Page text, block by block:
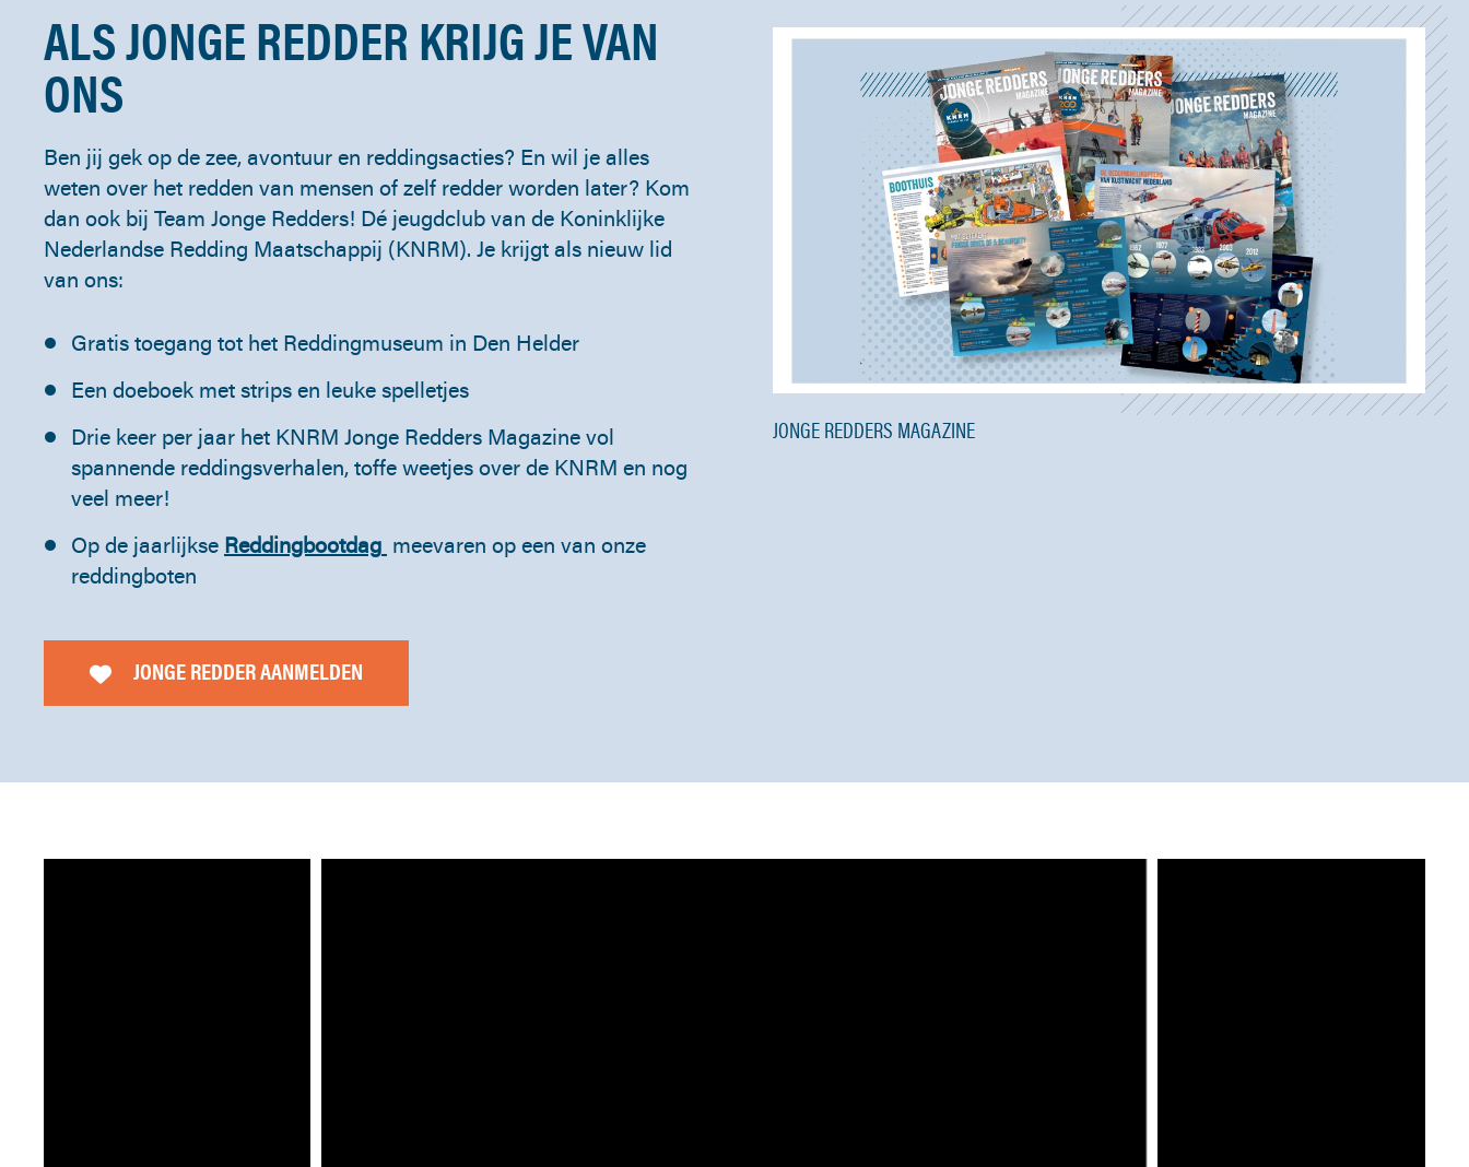
ALS JONGE REDDER KRIJG JE VAN
ONS
Ben jij gek op de zee, avontuur en reddingsacties? En wil je alles
weten over het redden van mensen of zelf redder worden later? Kom
dan ook bij Team Jonge Redders! Dé jeugdclub van de Koninklijke
Nederlandse Redding Maatschappij (KNRM). Je krijgt als nieuw lid
van ons:
Gratis toegang tot het Reddingmuseum in Den Helder
Een doeboek met strips en leuke spelletjes
Drie keer per jaar het KNRM Jonge Redders Magazine vol
spannende reddingsverhalen, toffe weetjes over de KNRM en nog
veel meer!
Op de jaarlijkse Reddingbootdag meevaren op een van onze
reddingboten
JONGE REDDER AANMELDEN
JONGE REDDERS MAGAZINE